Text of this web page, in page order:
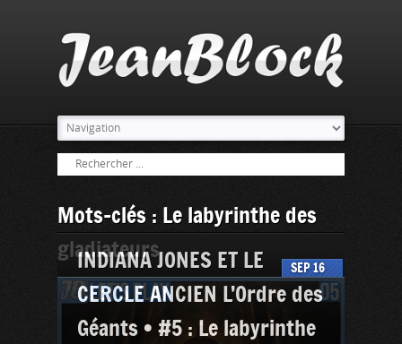
Mots-clés : Le labyrinthe des
gladiateurs
16
SEP
INDIANA JONES ET LE
CERCLE ANCIEN L’Ordre des
Géants • #5 : Le labyrinthe